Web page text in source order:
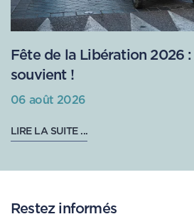
Fête de la Libération 2026
souvient !
06 août 2026
LIRE LA SUITE ...
Restez informés